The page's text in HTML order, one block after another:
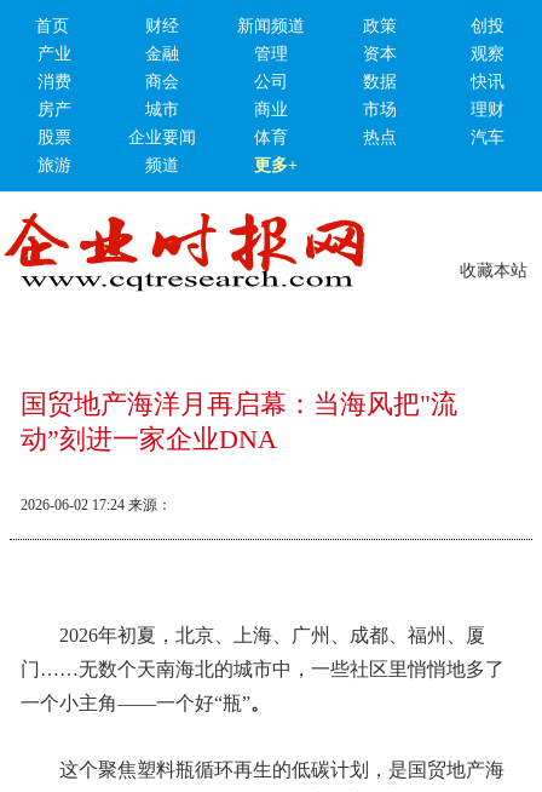
首页 财经 新闻频道 政策
创投
产业
金融 管理 资本
观察
消费
商会 公司 数据
快讯
房产
城市 商业 市场
理财
股票
企业要闻 体育 热点
汽车
旅游
频道 更多+
收藏本站
国贸地产海洋月再启幕：当海风把"流
动”刻进一家企业DNA
2026-06-02 17:24 来源：
2026年初夏，北京、上海、广州、成都、福州、厦
门……无数个天南海北的城市中，一些社区里悄悄地多了
一个小主角——一个好“瓶”。
这个聚焦塑料瓶循环再生的低碳计划，是国贸地产海